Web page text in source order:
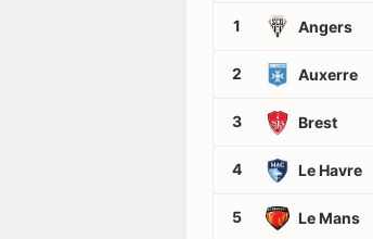
1 Angers
2 Auxerre
3 Brest
4 Le Havre
5 Le Mans